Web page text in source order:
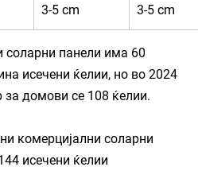
3-5 cm 3-5 cm
соларни панели има 60
исечени ќелии, но во 2024
за домови се 108 ќелии.
комерцијални соларни
исечени ќелии